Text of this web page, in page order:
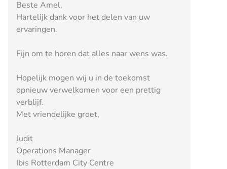
Beste Amel,
Hartelijk dank voor het delen van uw
ervaringen.
Fijn om te horen dat alles naar wens was.
Hopelijk mogen wij u in de toekomst
opnieuw verwelkomen voor een prettig
verblijf.
Met vriendelijke groet,
Judit
Operations Manager
Ibis Rotterdam City Centre